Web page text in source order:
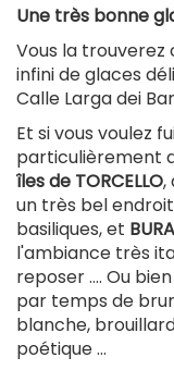
Une très bonne
Vous la trouverez
infini de glaces
Calle Larga dei Bari
Et si vous voulez
particulièrement
îles de TORCELLO,
un très bel
basiliques, et
l'ambiance très
reposer …. Ou
par temps de
blanche,
poétique …